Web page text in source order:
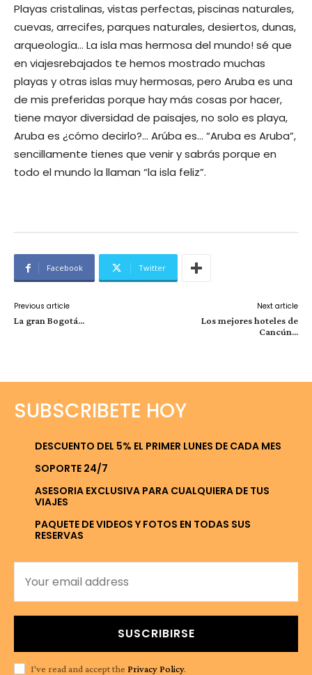
Playas cristalinas, vistas perfectas, piscinas naturales,
cuevas, arrecifes, parques naturales, desiertos, dunas,
arqueología… La isla mas hermosa del mundo! sé que
en viajesrebajados te hemos mostrado muchas
playas y otras islas muy hermosas, pero Aruba es una
de mis preferidas porque hay más cosas por hacer,
tiene mayor diversidad de paisajes, no solo es playa,
Aruba es ¿cómo decirlo?… Arúba es… “Aruba es Aruba”,
sencillamente tienes que venir y sabrás porque en
todo el mundo la llaman “la isla feliz”.
Facebook Twitter
Previous article
La gran Bogotá…
Next article
Los mejores hoteles de
Cancún…
SUBSCRIBETE HOY
DESCUENTO DEL 5% EL PRIMER LUNES DE CADA MES
SOPORTE 24/7
ASESORIA EXCLUSIVA PARA CUALQUIERA DE TUS
VIAJES
PAQUETE DE VIDEOS Y FOTOS EN TODAS SUS
RESERVAS
SUSCRIBIRSE
I've read and accept the Privacy Policy.